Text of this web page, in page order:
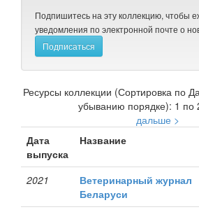
Подпишитесь на эту коллекцию, чтобы
уведомления по электронной почте о
Ресурсы коллекции (Сортировка по
убыванию порядке): 1 по
дальше >
Дата
выпуска
Название
2021
Ветеринарный журнал
Беларуси